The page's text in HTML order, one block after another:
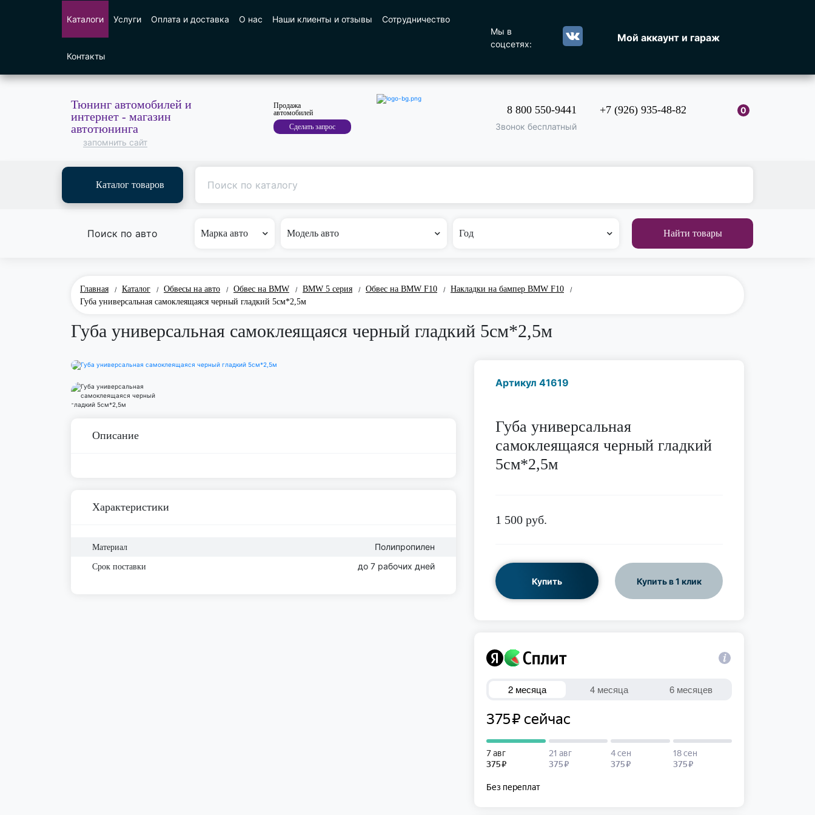
Каталоги Услуги Оплата и доставка О нас Наши клиенты и отзывы Сотрудничество
Контакты
Мы в
соцсетях:
Мой аккаунт и гараж
Тюнинг автомобилей и
интернет - магазин
автотюнинга
запомнить сайт
Продажа
автомобилей
Сделать запрос
8 800 550-9441
Звонок бесплатный
+7 (926) 935-48-82 0
Каталог товаров
Поиск по авто Марка авто Модель авто Год Найти товары
Главная / Каталог / Обвесы на авто / Обвес на BMW / BMW 5 серия / Обвес на BMW F10 / Накладки на бампер BMW F10 /
Губа универсальная самоклеящаяся черный гладкий 5см*2,5м
Губа универсальная самоклеящаяся черный гладкий 5см*2,5м
Описание
Характеристики
Материал Полипропилен
Срок поставки до 7 рабочих дней
Артикул 41619
Губа универсальная
самоклеящаяся черный гладкий
5см*2,5м
1 500 руб.
Купить Купить в 1 клик